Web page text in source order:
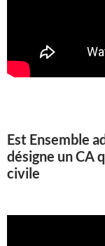
Est Ensemble
désigne un CA
civile